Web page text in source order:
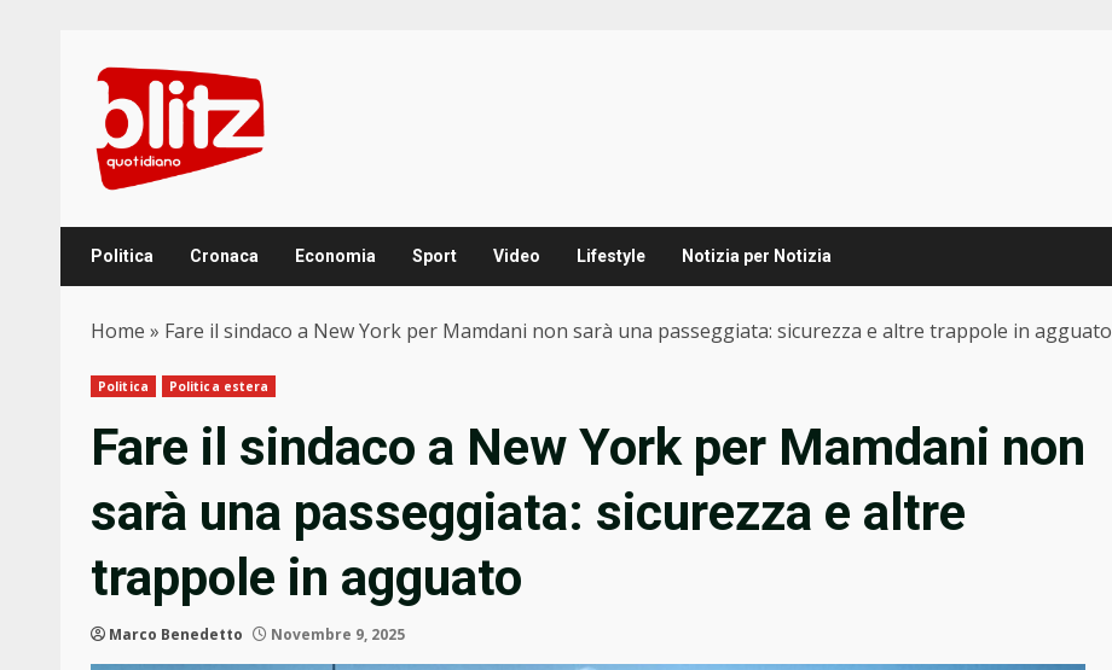
content
Politica Cronaca Economia Sport Video Lifestyle Notizia per Notizia
Home » Fare il sindaco a New York per Mamdani non sarà una passeggiata: sicurezza e altre trappole in agguato
Politica Politica estera
Fare il sindaco a New York per Mamdani non
sarà una passeggiata: sicurezza e altre
trappole in agguato
Marco Benedetto Novembre 9, 2025